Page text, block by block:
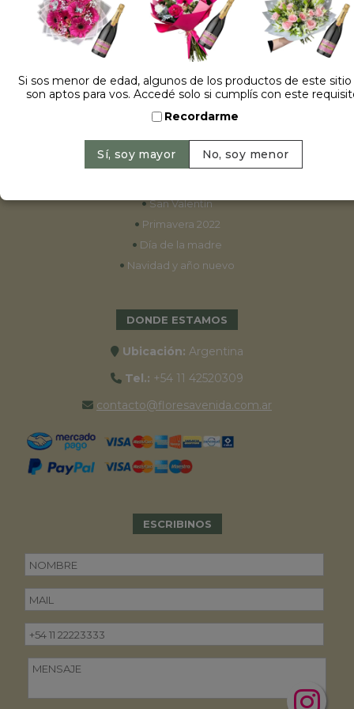
ESPECIALES
•Cumpleaños
•15 años
• Bodas
•Aniversarios
•Graduaciones
•San Valentín
• Primavera 2022
• Día de la madre
• Navidad y año nuevo
DONDE ESTAMOS
Ubicación: Argentina
Tel.: +54 11 42520309
contacto@floresavenida.com.ar
ESCRIBINOS
Si sos menor de edad, algunos de los productos de este
son aptos para vos. Accedé solo si cumplís con este
Recordarme